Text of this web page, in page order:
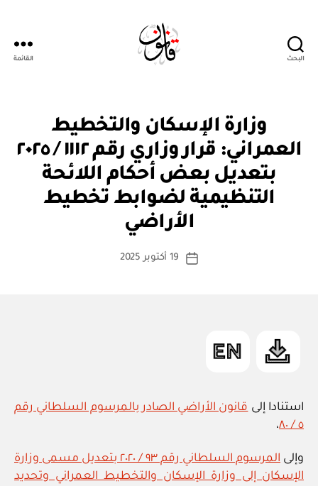
البحث القائمة
التصنيفاتوزارة الإسكان والتخطيط
العمراني: قرار وزاري رقم ١١١٢ / ٢٠٢٥
بتعديل بعض أحكام اللائحة
التنظيمية لضوابط تخطيط
الأراضي
كاتب
بو
س
ة
تاريخ
19 أكتوبر 2025
استنادا إلى قانون الأراضي الصادر بالمرسوم السلطاني رقم
٥ / ٨٠
،
وإلى
المرسوم السلطاني رقم ٩٣ / ٢٠٢٠ بتعديل مسمى وزارة
الإسكان إلى وزارة الإسكان والتخطيط العمراني وتحديد